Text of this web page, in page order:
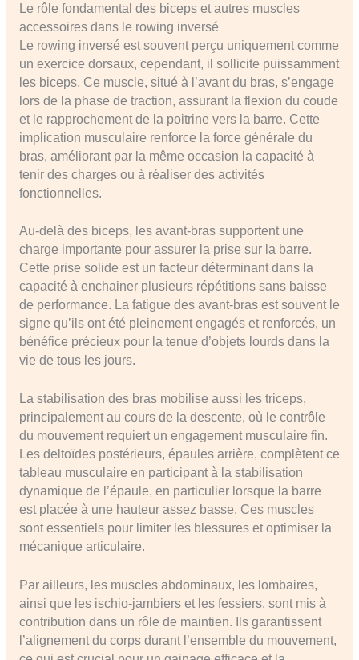
Le rôle fondamental des biceps et autres muscles
accessoires dans le rowing inversé
Le rowing inversé est souvent perçu uniquement comme
un exercice dorsaux, cependant, il sollicite puissamment
les biceps. Ce muscle, situé à l’avant du bras, s’engage
lors de la phase de traction, assurant la flexion du coude
et le rapprochement de la poitrine vers la barre. Cette
implication musculaire renforce la force générale du
bras, améliorant par la même occasion la capacité à
tenir des charges ou à réaliser des activités
fonctionnelles.
Au-delà des biceps, les avant-bras supportent une
charge importante pour assurer la prise sur la barre.
Cette prise solide est un facteur déterminant dans la
capacité à enchainer plusieurs répétitions sans baisse
de performance. La fatigue des avant-bras est souvent le
signe qu’ils ont été pleinement engagés et renforcés, un
bénéfice précieux pour la tenue d’objets lourds dans la
vie de tous les jours.
La stabilisation des bras mobilise aussi les triceps,
principalement au cours de la descente, où le contrôle
du mouvement requiert un engagement musculaire fin.
Les deltoïdes postérieurs, épaules arrière, complètent ce
tableau musculaire en participant à la stabilisation
dynamique de l’épaule, en particulier lorsque la barre
est placée à une hauteur assez basse. Ces muscles
sont essentiels pour limiter les blessures et optimiser la
mécanique articulaire.
Par ailleurs, les muscles abdominaux, les lombaires,
ainsi que les ischio-jambiers et les fessiers, sont mis à
contribution dans un rôle de maintien. Ils garantissent
l’alignement du corps durant l’ensemble du mouvement,